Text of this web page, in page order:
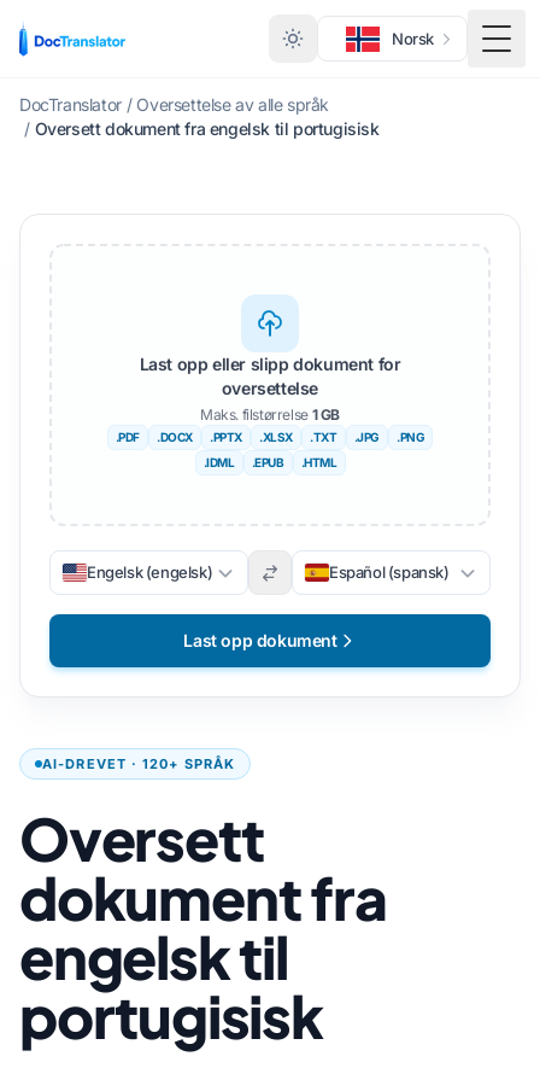
Norsk
DocTranslator / Oversettelse av alle språk
/ Oversett dokument fra engelsk til portugisisk
AI-DREVET · 120+ SPRÅK
Oversett
dokument fra
engelsk til
portugisisk
Last opp eller slipp dokument for
oversettelse
Maks. filstørrelse 1 GB
.PDF .DOCX .PPTX .XLSX .TXT .JPG
.PNG
.IDML
.EPUB .HTML
Engelsk (engelsk) Español (spansk)
Last opp dokument